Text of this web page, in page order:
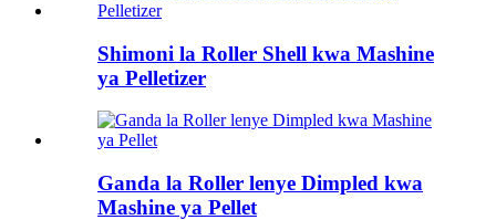
Shimoni la Roller Shell kwa Mashine
ya Pelletizer
Ganda la Roller lenye Dimpled kwa
Mashine ya Pellet